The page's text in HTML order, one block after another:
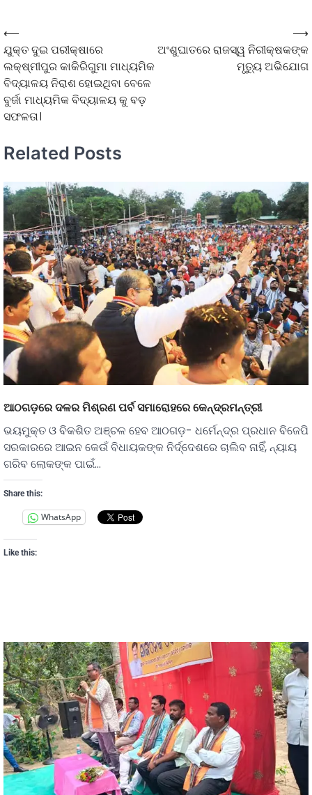
⟵
ଯୁକ୍ତ ଦୁଇ ପରୀକ୍ଷାରେ
ଲକ୍ଷ୍ମୀପୁର କାକିରିଗୁମା ମାଧ୍ୟମିକ
ବିଦ୍ୟାଳୟ ନିରାଶ ହୋଇଥିବା ବେଳେ
ବୁର୍ଜା ମାଧ୍ୟମିକ ବିଦ୍ୟାଳୟ କୁ ବଡ଼
ସଫଳତା।
ଅଂଶୁଘାତରେ ରାଜସ୍ୱ ନିରୀକ୍ଷକଙ୍କ
ମୃତ୍ୟୁ ଅଭିଯୋଗ
⟶
Related Posts
ଆଠଗଡ଼ରେ ଦଳର ମିଶ୍ରଣ ପର୍ବ ସମାରୋହରେ କେନ୍ଦ୍ରମନ୍ତ୍ରୀ
ଭୟମୁକ୍ତ ଓ ବିକଶିତ ଅଞ୍ଚଳ ହେବ ଆଠଗଡ଼- ଧର୍ମେନ୍ଦ୍ର ପ୍ରଧାନ ବିଜେପି
ସରକାରରେ ଆଇନ କେଉଁ ବିଧାୟକଙ୍କ ନିର୍ଦ୍ଦେଶରେ ଚାଲିବ ନାହିଁ, ନ୍ୟାୟ
ଗରିବ ଲୋକଙ୍କ ପାଇଁ…
Share this:
WhatsApp
Like this: